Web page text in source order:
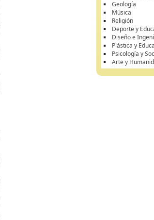
Geología
Música
Religión
Deporte y
Diseño e
Plástica y
Psicología y
Arte y